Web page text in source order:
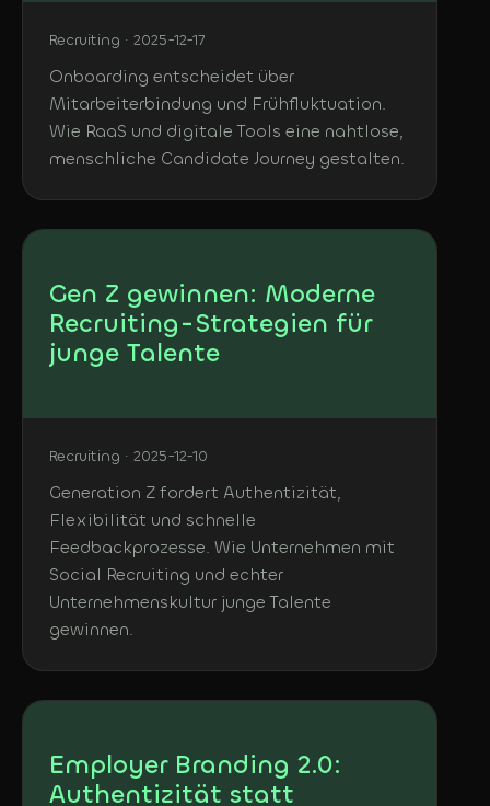
Recruiting · 2025-12-17
Onboarding entscheidet über
Mitarbeiterbindung und Frühfluktuation.
Wie RaaS und digitale Tools eine nahtlose,
menschliche Candidate Journey gestalten.
Gen Z gewinnen: Moderne
Recruiting-Strategien für
junge Talente
Recruiting · 2025-12-10
Generation Z fordert Authentizität,
Flexibilität und schnelle
Feedbackprozesse. Wie Unternehmen mit
Social Recruiting und echter
Unternehmenskultur junge Talente
gewinnen.
Employer Branding 2.0:
Authentizität statt